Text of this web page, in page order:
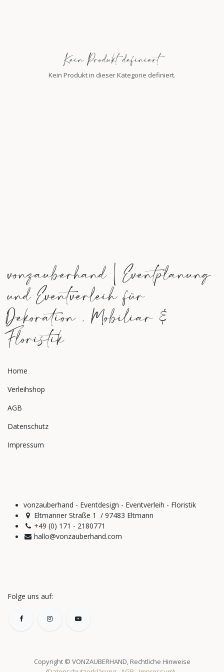
Kein Produkt definiert
Kein Produkt in dieser Kategorie definiert.
vonzauberhand | Eventplanung
und Eventverleih für
Dekoration , Mobiliar &
Floristik
Home
Verleihshop
AGB
Datenschutz
Impressum
vonzauberhand - Eventdesign - Eventverleih - Floristik
Eltmanner Straße 1 / 97483 Eltmann
+49 (0) 171 - 2180771
hallo@vonzauberhand.com
Folge uns auf:
Copyright © VONZAUBERHAND, Rechtliche Hinweise